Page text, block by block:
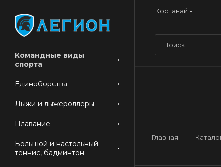
Костанай
Командные виды
спорта
Единоборства
Лыжи и лыжероллеры
Плавание
Большой и настольный
теннис, бадминтон
Главная —